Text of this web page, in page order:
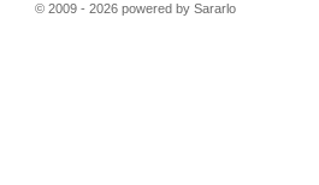
© 2009 - 2026 powered by Sararlo